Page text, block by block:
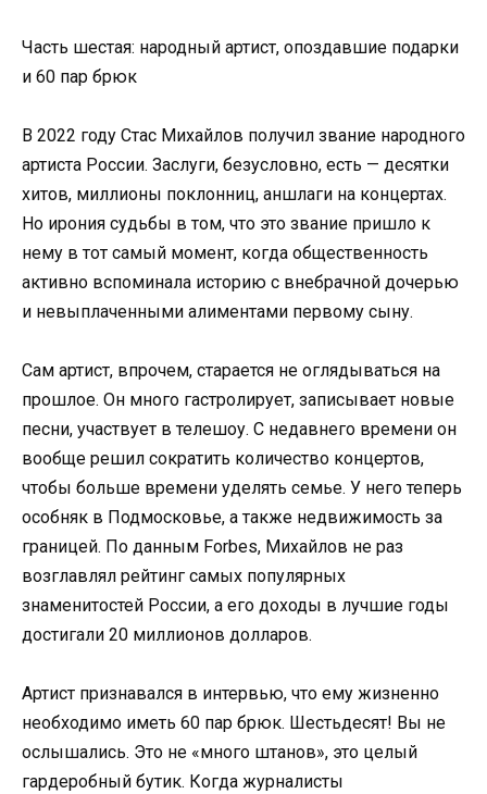
Часть шестая: народный артист, опоздавшие подарки
и 60 пар брюк
В 2022 году Стас Михайлов получил звание народного
артиста России. Заслуги, безусловно, есть — десятки
хитов, миллионы поклонниц, аншлаги на концертах.
Но ирония судьбы в том, что это звание пришло к
нему в тот самый момент, когда общественность
активно вспоминала историю с внебрачной дочерью
и невыплаченными алиментами первому сыну.
Сам артист, впрочем, старается не оглядываться на
прошлое. Он много гастролирует, записывает новые
песни, участвует в телешоу. С недавнего времени он
вообще решил сократить количество концертов,
чтобы больше времени уделять семье. У него теперь
особняк в Подмосковье, а также недвижимость за
границей. По данным Forbes, Михайлов не раз
возглавлял рейтинг самых популярных
знаменитостей России, а его доходы в лучшие годы
достигали 20 миллионов долларов.
Артист признавался в интервью, что ему жизненно
необходимо иметь 60 пар брюк. Шестьдесят! Вы не
ослышались. Это не «много штанов», это целый
гардеробный бутик. Когда журналисты